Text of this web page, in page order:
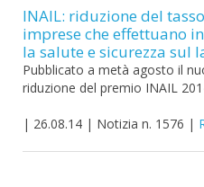
INAIL: riduzione del
imprese che effettuano
la salute e sicurezza sul
Pubblicato a metà agosto il
riduzione del premio INAIL
| 26.08.14 | Notizia n. 1576 |